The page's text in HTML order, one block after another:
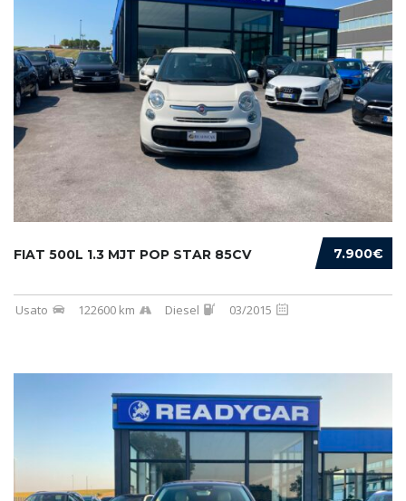
7.900€
FIAT 500L 1.3 MJT POP STAR 85CV
Usato 122600 km Diesel 03/2015